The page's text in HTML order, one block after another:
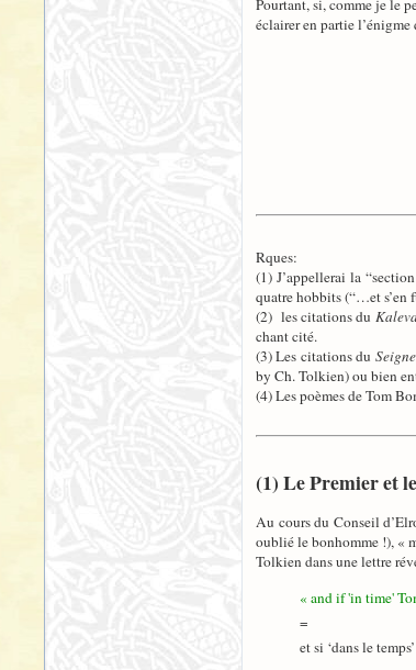
Pourtant, si, comme je le
éclairer en partie l’énigme
Rques:
(1) J’appellerai la
quatre hobbits (“…et s’en
(2) les citations du
chant cité.
(3) Les citations du
by Ch. Tolkien) ou bien
(4) Les poèmes de Tom
(1) Le Premier et
Au cours du Conseil
oublié le bonhomme !), «
Tolkien dans une lettre
« and if 'in time'
=
et si ‘dans le